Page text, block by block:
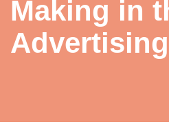
Making in